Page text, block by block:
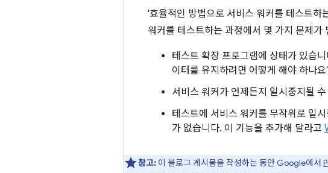
'효율적인 방법으로 서비스 워커를 테스트하
워커를 테스트하는 과정에서 몇 가지 문제가
테스트 확장 프로그램에 상태가 있습
이터를 유지하려면 어떻게 해야 하나요
서비스 워커가 언제든지 일시중지될
테스트에 서비스 워커를 무작위로 일
가 없습니다. 이 기능을 추가해 달라고
참고: 이 블로그 게시물을 작성하는 동안 Google에서